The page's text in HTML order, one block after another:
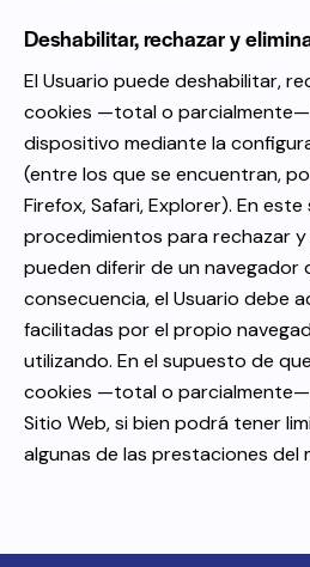
Deshabilitar, rechazar y
El Usuario puede deshabilitar,
cookies —total o parcialmente—
dispositivo mediante la
(entre los que se encuentran,
Firefox, Safari, Explorer). En
procedimientos para rechazar y
pueden diferir de un navegador
consecuencia, el Usuario debe
facilitadas por el propio
utilizando. En el supuesto de
cookies —total o
Sitio Web, si bien podrá tener
algunas de las prestaciones del